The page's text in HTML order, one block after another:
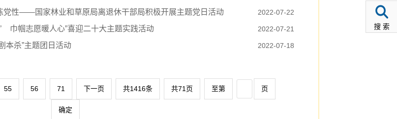
2022-07-22
党性——国家林业和草原局离退休干部局积极开展主题党日活动
2022-07-21
巾帼志愿暖人心”喜迎二十大主题实践活动
2022-07-18
本杀”主题团日活动
55 56 71 下一页 共1416条 共71页 至第 页
确定
搜 索